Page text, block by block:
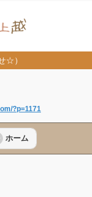
☆）
?p=1171
ホーム